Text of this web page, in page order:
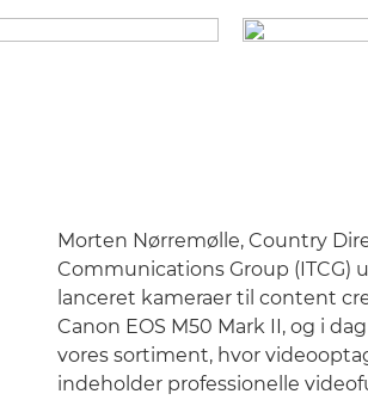
Morten Nørremølle, Country
Communications Group (ITCG)
lanceret kameraer til content
Canon EOS M50 Mark II, og i
vores sortiment, hvor
indeholder professionelle